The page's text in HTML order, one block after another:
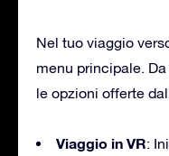
Nel tuo viaggio
menu principale.
le opzioni offerte
Viaggio in VR: